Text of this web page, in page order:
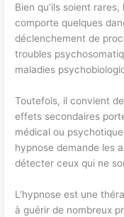
Bien qu’ils soient
comporte quelques
déclenchement de
troubles
maladies
Toutefois, il convient
effets secondaires
médical ou
hypnose demande les
détecter ceux qui ne
L’hypnose est une
à guérir de nombreux